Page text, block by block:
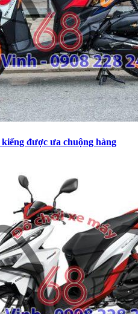
được ưa chuộng hàng